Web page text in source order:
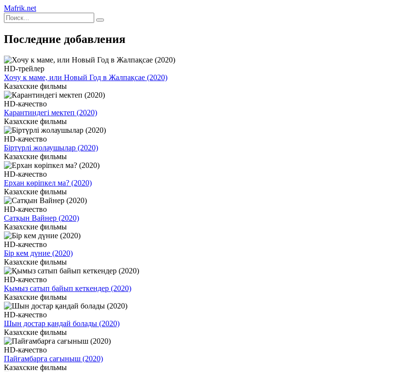
Mafrik.net
Последние добавления
HD-трейлер
Хочу к маме, или Новый Год в Жалпақсае (2020)
Казахские фильмы
HD-качество
Карантиндегі мектеп (2020)
Казахские фильмы
HD-качество
Біртүрлі жолаушылар (2020)
Казахские фильмы
HD-качество
Ерхан көріпкел ма? (2020)
Казахские фильмы
HD-качество
Сатқын Вайнер (2020)
Казахские фильмы
HD-качество
Бір кем дүние (2020)
Казахские фильмы
HD-качество
Қымыз сатып байып кеткендер (2020)
Казахские фильмы
HD-качество
Шын достар қандай болады (2020)
Казахские фильмы
HD-качество
Пайғамбарға сағыныш (2020)
Казахские фильмы